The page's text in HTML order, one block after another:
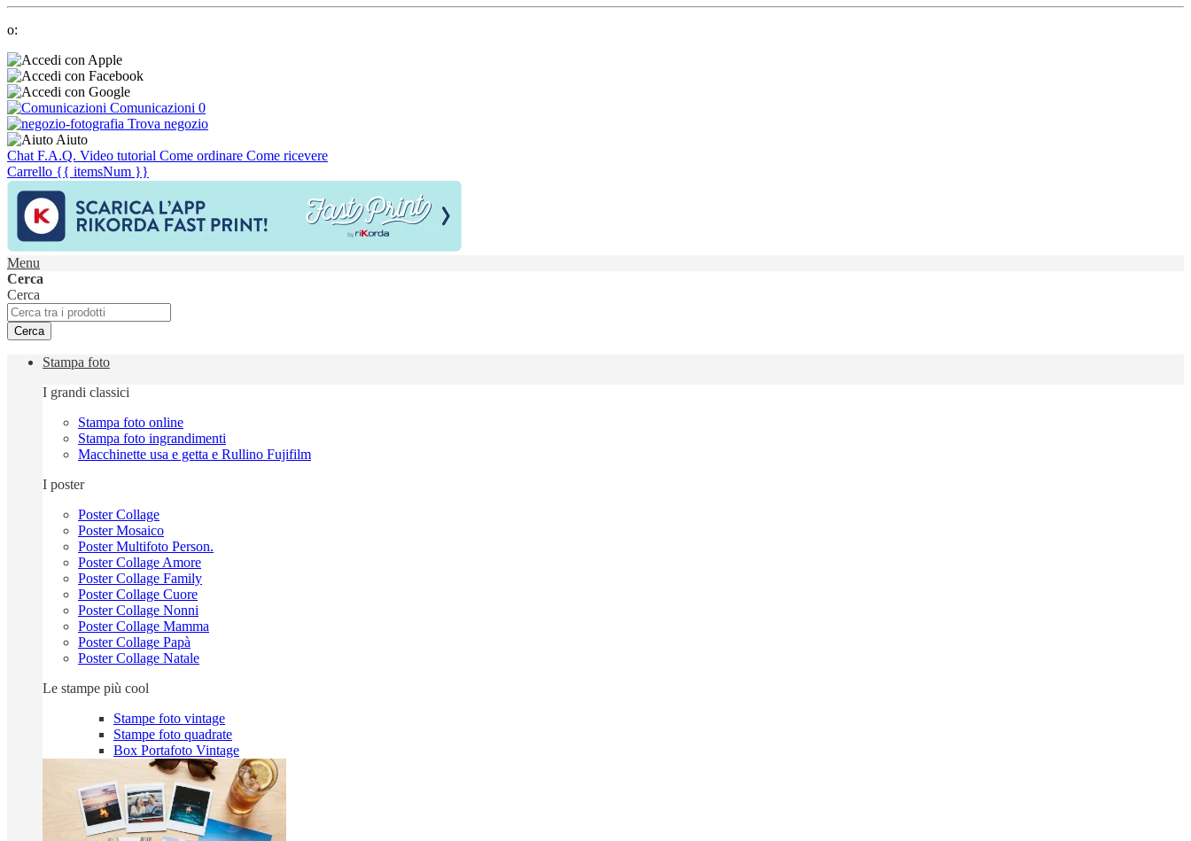
o:
Comunicazioni 0
Trova negozio
Aiuto
Chat F.A.Q. Video tutorial Come ordinare Come ricevere
Carrello {{ itemsNum }}
Menu
Cerca
Cerca
Cerca
Stampa foto
I grandi classici
Stampa foto online
Stampa foto ingrandimenti
Macchinette usa e getta e Rullino Fujifilm
I poster
Poster Collage
Poster Mosaico
Poster Multifoto Person.
Poster Collage Amore
Poster Collage Family
Poster Collage Cuore
Poster Collage Nonni
Poster Collage Mamma
Poster Collage Papà
Poster Collage Natale
Le stampe più cool
Stampe foto vintage
Stampe foto quadrate
Box Portafoto Vintage